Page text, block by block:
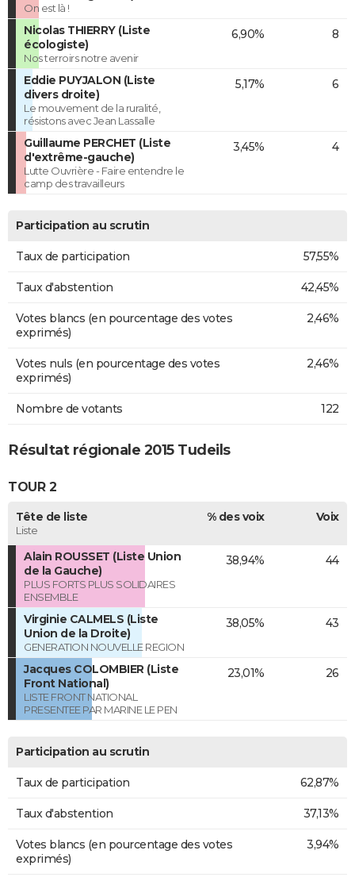
On est là !
Nicolas THIERRY (Liste
écologiste)
Nos terroirs notre avenir
6,90% 8
Eddie PUYJALON (Liste
divers droite)
Le mouvement de la ruralité,
résistons avec Jean Lassalle
5,17% 6
Guillaume PERCHET (Liste
d'extrême-gauche)
Lutte Ouvrière - Faire entendre le
camp des travailleurs
3,45% 4
Participation au scrutin
Taux de participation 57,55%
Taux d'abstention 42,45%
Votes blancs (en pourcentage des votes
exprimés)
2,46%
Votes nuls (en pourcentage des votes
exprimés)
2,46%
Nombre de votants 122
Résultat régionale 2015 Tudeils
TOUR 2
Tête de liste
Liste
% des voix Voix
Alain ROUSSET (Liste Union
de la Gauche)
PLUS FORTS PLUS SOLIDAIRES
ENSEMBLE
38,94% 44
Virginie CALMELS (Liste
Union de la Droite)
GENERATION NOUVELLE REGION
38,05% 43
Jacques COLOMBIER (Liste
Front National)
LISTE FRONT NATIONAL
PRESENTEE PAR MARINE LE PEN
23,01% 26
Participation au scrutin
Taux de participation 62,87%
Taux d'abstention 37,13%
Votes blancs (en pourcentage des votes
exprimés)
3,94%